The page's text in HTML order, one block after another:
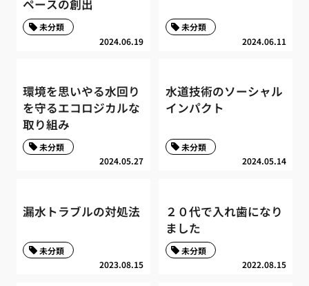
ペースの創出
2024.06.19
未分類
2024.06.11
未分類
環境を思いやる水回り
を守るエコロジカルな
取り組み
2024.05.27
未分類
水道技術のソーシャル
インパクト
2024.05.14
未分類
漏水トラブルの対処法
2023.08.15
未分類
２０代で入れ歯になり
ました
2022.08.15
未分類